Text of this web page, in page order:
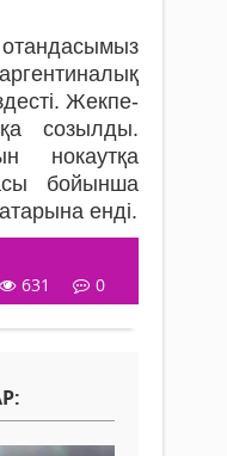
Жекпе-
созылды.
нокаутқа
бойынша
енді.
631 0